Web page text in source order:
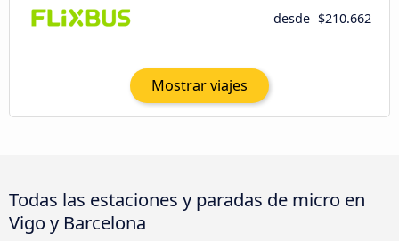
desde $210.662
Mostrar viajes
Todas las estaciones y paradas de micro en
Vigo y Barcelona